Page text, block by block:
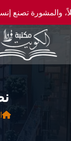
تصنع إنساناً مستعداً،